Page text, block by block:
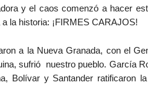
y el caos comenzó a hacer
la historia: ¡FIRMES CARAJOS!
a la Nueva Granada, con el
sufrió nuestro pueblo. García
Bolívar y Santander ratificaron